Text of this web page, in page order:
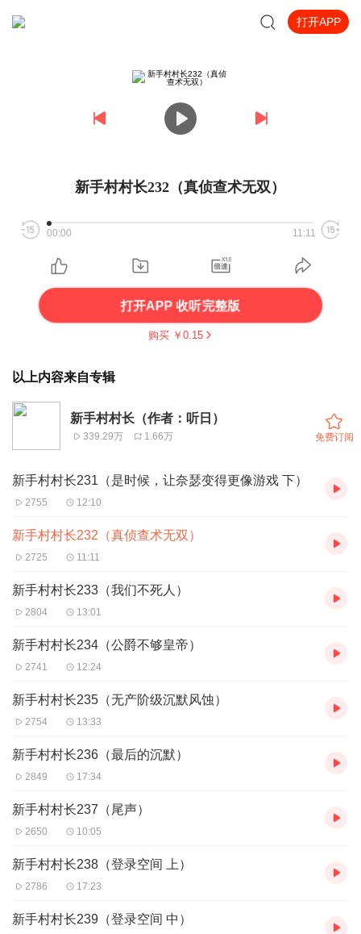
打开APP
新手村村长232（真侦查术无双）
00:00 11:11
打开APP 收听完整版
购买 ￥ 0.15
以上内容来自专辑
新手村村长（作者：听日）
339.29万 1.66万 免费订阅
新手村村长231（是时候，让奈瑟变得更像游戏 下）
2755 12:10
新手村村长232（真侦查术无双）
2725 11:11
新手村村长233（我们不死人）
2804 13:01
新手村村长234（公爵不够皇帝）
2741 12:24
新手村村长235（无产阶级沉默风蚀）
2754 13:33
新手村村长236（最后的沉默）
2849 17:34
新手村村长237（尾声）
2650 10:05
新手村村长238（登录空间 上）
2786 17:23
新手村村长239（登录空间 中）